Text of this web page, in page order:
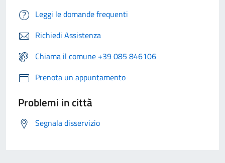
Leggi le domande frequenti
Richiedi Assistenza
Chiama il comune +39 085 846106
Prenota un appuntamento
Problemi in città
Segnala disservizio